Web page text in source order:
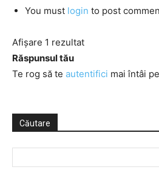
You must login to post
Afișare 1 rezultat
Răspunsul tău
Te rog să te autentifici mai întâi
Căutare